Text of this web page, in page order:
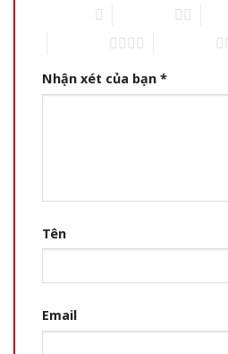
Nhận xét của bạn *
Tên
Email